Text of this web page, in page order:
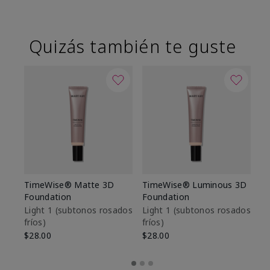
Quizás también te guste
TimeWise® Matte 3D
Foundation
Light 1​ (subtonos rosados
fríos)
$28.00
TimeWise® Luminous 3D
Foundation
Light 1​ (subtonos rosados
fríos)
$28.00